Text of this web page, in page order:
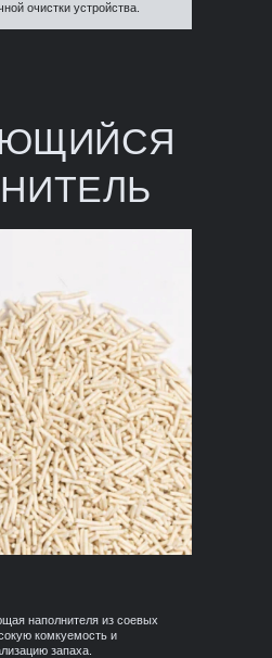
очистки устройства.
наполнителя из соевых
комкуемость и
запаха.